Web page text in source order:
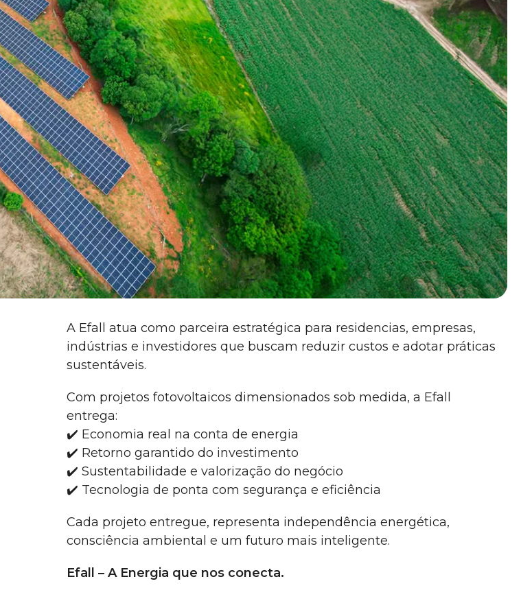
A Efall atua como parceira estratégica para residencias, empresas,
indústrias e investidores que buscam reduzir custos e adotar práticas
sustentáveis.
Com projetos fotovoltaicos dimensionados sob medida, a Efall
entrega:
✔️ Economia real na conta de energia
✔️ Retorno garantido do investimento
✔️ Sustentabilidade e valorização do negócio
✔️ Tecnologia de ponta com segurança e eficiência
Cada projeto entregue, representa independência energética,
consciência ambiental e um futuro mais inteligente.
Efall – A Energia que nos conecta.